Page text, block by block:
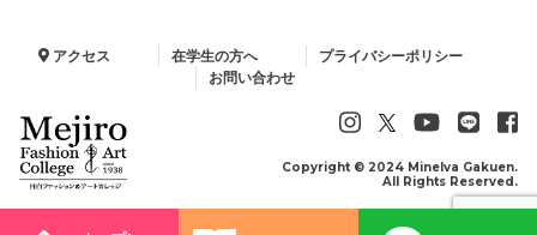
アクセス 在学生の方へ
プライバシーポリシー
お問い合わせ
Copyright © 2024 Minelva Gakuen.
All Rights Reserved.